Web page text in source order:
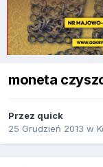
moneta
Przez quick
25 Grudzień 2013 w